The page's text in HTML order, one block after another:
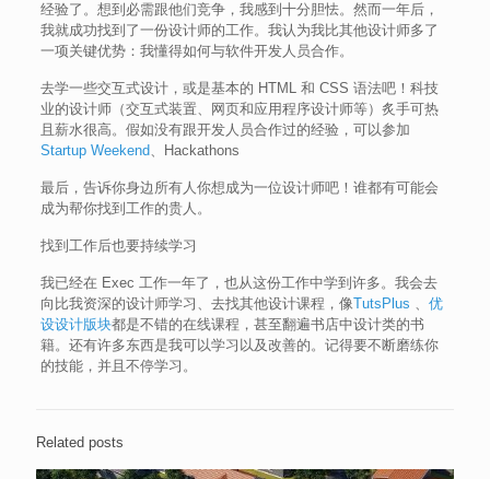
经验了。想到必需跟他们竞争，我感到十分胆怯。然而一年后，
我就成功找到了一份设计师的工作。我认为我比其他设计师多了
一项关键优势：我懂得如何与软件开发人员合作。
去学一些交互式设计，或是基本的 HTML 和 CSS 语法吧！科技
业的设计师（交互式装置、网页和应用程序设计师等）炙手可热
且薪水很高。假如没有跟开发人员合作过的经验，可以参加
Startup Weekend、Hackathons
最后，告诉你身边所有人你想成为一位设计师吧！谁都有可能会
成为帮你找到工作的贵人。
找到工作后也要持续学习
我已经在 Exec 工作一年了，也从这份工作中学到许多。我会去
向比我资深的设计师学习、去找其他设计课程，像TutsPlus 、 优
设设计版块都是不错的在线课程，甚至翻遍书店中设计类的书
籍。还有许多东西是我可以学习以及改善的。记得要不断磨练你
的技能，并且不停学习。
Related posts